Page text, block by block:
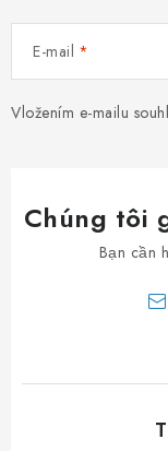
h
n
h
E-mail
Vložením e-mailu
Chúng tôi
Bạn cần